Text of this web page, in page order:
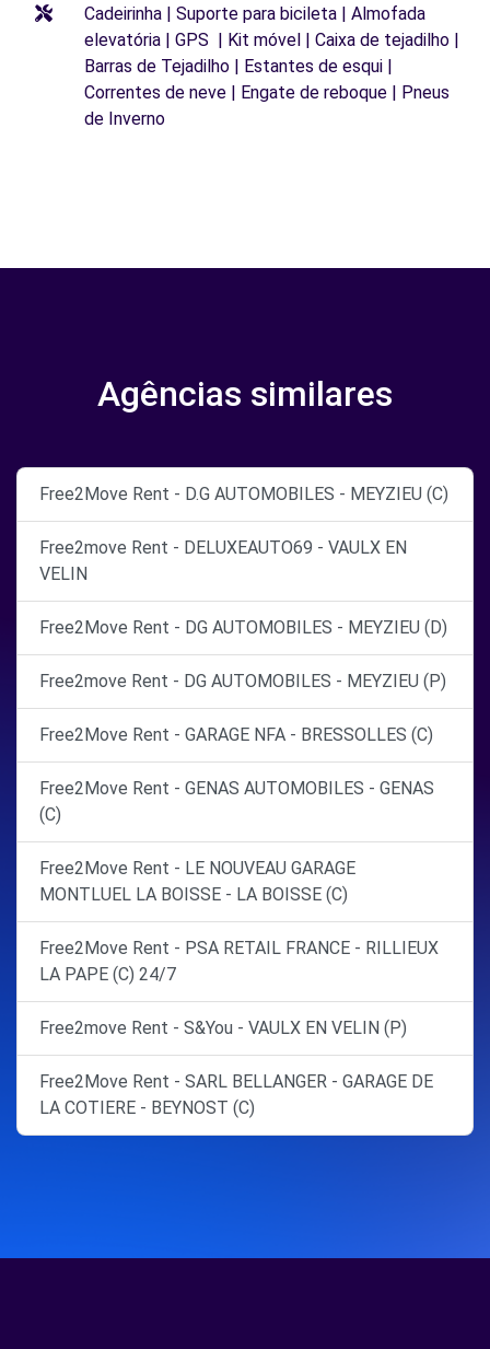
Cadeirinha | Suporte para bicileta | Almofada
elevatória | GPS | Kit móvel | Caixa de tejadilho |
Barras de Tejadilho | Estantes de esqui |
Correntes de neve | Engate de reboque | Pneus
de Inverno
Agências similares
Free2Move Rent - D.G AUTOMOBILES - MEYZIEU (C)
Free2move Rent - DELUXEAUTO69 - VAULX EN
VELIN
Free2Move Rent - DG AUTOMOBILES - MEYZIEU (D)
Free2move Rent - DG AUTOMOBILES - MEYZIEU (P)
Free2Move Rent - GARAGE NFA - BRESSOLLES (C)
Free2Move Rent - GENAS AUTOMOBILES - GENAS
(C)
Free2Move Rent - LE NOUVEAU GARAGE
MONTLUEL LA BOISSE - LA BOISSE (C)
Free2Move Rent - PSA RETAIL FRANCE - RILLIEUX
LA PAPE (C) 24/7
Free2move Rent - S&You - VAULX EN VELIN (P)
Free2Move Rent - SARL BELLANGER - GARAGE DE
LA COTIERE - BEYNOST (C)